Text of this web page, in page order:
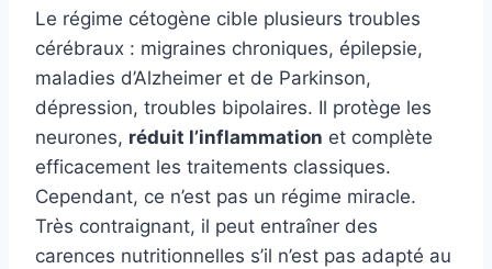
Le régime cétogène cible plusieurs troubles
cérébraux : migraines chroniques, épilepsie,
maladies d’Alzheimer et de Parkinson,
dépression, troubles bipolaires. Il protège les
neurones, réduit l’inflammation et complète
efficacement les traitements classiques.
Cependant, ce n’est pas un régime miracle.
Très contraignant, il peut entraîner des
carences nutritionnelles s’il n’est pas adapté au